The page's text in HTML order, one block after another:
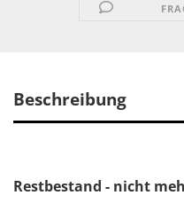
Beschreibung
Restbestand - nicht